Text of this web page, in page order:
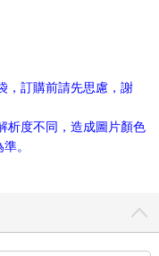
，訂購前請先思慮，謝
析度不同，造成圖片顏色
準。